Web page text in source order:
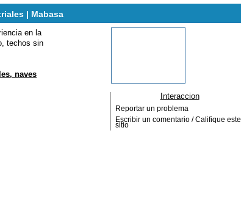
| Mabasa
en la
techos sin
naves
Interaccion
Reportar un problema
Escribir un comentario / Califique este
sitio